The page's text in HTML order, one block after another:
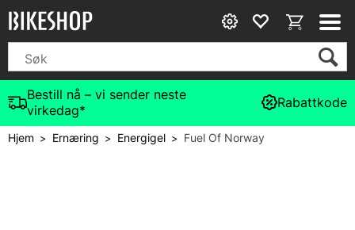
Bestill nå – vi sender neste
virkedag*
Rabattkode
Hjem> Ernæring > Energigel > Fuel Of Norway